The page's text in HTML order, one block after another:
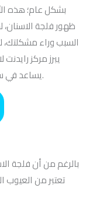
بشكل عام؛ هذه
ظهور فلجة
السبب وراء مشكلتك،
يبرز مركز
يساعد في سرعة التنفيذ للخطط العلاجية بنجاح وكفاءة عالية.
بالرغم من أن فلجة
تعتبر من العيوب